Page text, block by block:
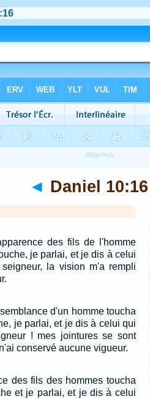
◄ Daniel 10:16
des fils de l'homme
je parlai, et je dis à celui
la vision m'a rempli
d'un homme toucha
je parlai, et je dis à celui qui
! mes jointures se sont
conservé aucune vigueur.
des fils des hommes toucha
et je parlai, et je dis à celui